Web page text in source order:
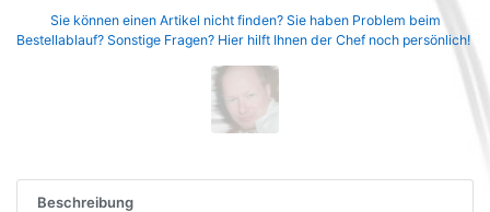
Sie können einen Artikel nicht finden? Sie haben Problem beim
Bestellablauf? Sonstige Fragen? Hier hilft Ihnen der Chef noch persönlich!
Beschreibung